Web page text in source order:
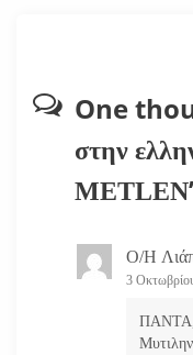
ά
One
στην
METLEN
Ο/Η
3
ΠΑΝΤΑ,